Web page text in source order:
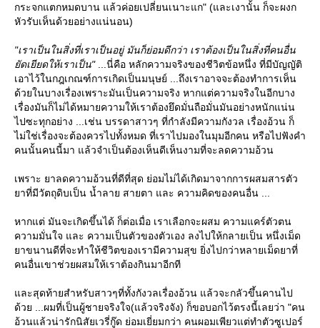
กระจกแตกหมดบาน แล้วค่อยเปลี่ยนเนาะแก" (และเงานั้น ก็จะผงก
หัวรับเห็นด้วยอย่างแน่นอน)
"เราเป็นในสิ่งที่เราเป็นอยู่ มันก็ย่อมดีกว่า เราต้องเป็นในสิ่งที่คนอื่น
ัดเยียดให้เราเป็น"...นี่คือ หลักความจริงของชีวิตข้อหนึ่ง ที่มีบัญญัติ
เอาไว้ในกฎเกณฑ์การเกิดเป็นมนุษย์ ...ถึงเราอาจจะต้องทำการเห็น
ด้วยในบางเรื่องเพราะมันเป็นความจริง หากแต่ความจริงในอีกบาง
เรื่องมันก็ไม่ได้หมายความให้เราต้องยึดมั่นถือมั่นมันอย่างหนักแน่น
ไปซะทุกอย่าง ...เช่น บรรดาสาวๆ ที่กำลังมีความกังวล เรื่องอ้วน ก็
ไม่ใช่เรื่องจะต้องควรไปทั้งหมด ที่เราไปมองในมุมอีกคน หรือไปฟังคำ
คนนั้นคนนี้มา แล้วจำเป็นต้องเห็นดีเห็นงามที่จะลดความอ้วน
เพราะ ยาลดความอ้วนที่ดีที่สุด ย่อมไม่ได้เกิดมาจากการผสมสารตัว
าที่มีวัตถุดิบเป็น น้ำลาย สายตา และ ความคิดของคนอื่น ...
หากแต่ มันจะเกิดขึ้นได้ ก็ต่อเมื่อ เราเลือกจะผสม ความแคร์ตัวตน
ความมั่นใจ และ ความเป็นตัวของตัวเอง ลงไปให้กลายเป็น หนึ่งเม็ด
าขนานดีที่จะทำให้ชีวิตของเรามีความสุข ยิ่งไปกว่าหลายเม็ดยาที่
คนอื่นเขาช่วยผสมให้เราต้องกินมาอีกที
ละสุดท้ายสำหรับสาวๆที่ทั้งกังวลเรื่องอ้วน แล้วจะกลัวขึ้นคานไป
ด้วย ...ผมที่เป็นผู้ชายจริงใจ(แล้วจริงจัง) ก็ขอบอกไว้ตรงนี้เลยว่า "คน
อ้วนแล้วน่ารักนิสัยเวรี่กู๊ด ย่อมเยี่ยมกว่า คนผอมเพียวแต่ทำตัวซูเปอร์